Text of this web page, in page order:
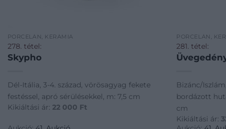
PORCELÁN, KERÁMIA
278. tétel:
Skypho
Dél-Itália, 3-4. század, vörösagyag fekete
festéssel, apró sérülésekkel, m: 7,5 cm
Kikiáltási ár: 22 000 Ft
PORCELÁN,
281. tétel:
Bizánc/
bordázott
cm
Kikiáltási ár: